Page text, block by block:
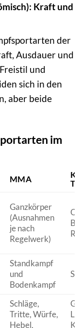
Kraft und
der
Ausdauer und
und
sich in den
aber beide
im
MMA
Ganzkörper
(Ausnahmen
je nach
Regelwerk)
Standkampf
und
Bodenkampf
Schläge,
Tritte, Würfe,
Hebel,